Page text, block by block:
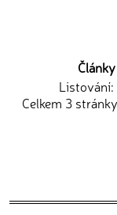
Listování:
Celkem 3